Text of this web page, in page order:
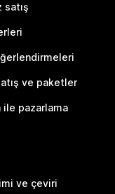
satış
ve paketler
ile pazarlama
ve çeviri